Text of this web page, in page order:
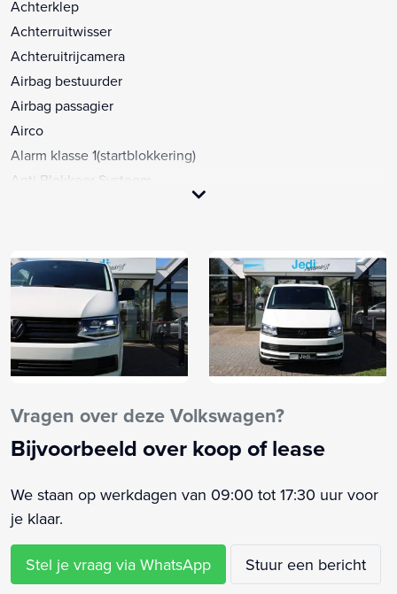
Achterklep
Achterruitwisser
Achteruitrijcamera
Airbag bestuurder
Airbag passagier
Airco
Alarm klasse 1(startblokkering)
Anti Blokkeer Systeem
Armsteun voor
Autotelefoonvoorbereiding met bluetooth
Binnenspiegel automatisch dimmend
Boordcomputer plus
Buitenspiegels elektrisch verstel- en verwarmbaar
Buitenspiegels in carrosseriekleur
Centrale deurvergrendeling met afstandsbediening
Comfortpakket
Comfortstoelen voor met armleuning
Cruise control adaptief
Derde remlicht
Dimlichten automatisch
Vragen over deze Volkswagen?
Bijvoorbeeld over koop of lease
We staan op werkdagen van 09:00 tot 17:30 uur voor
je klaar.
Stel je vraag via WhatsApp Stuur een bericht